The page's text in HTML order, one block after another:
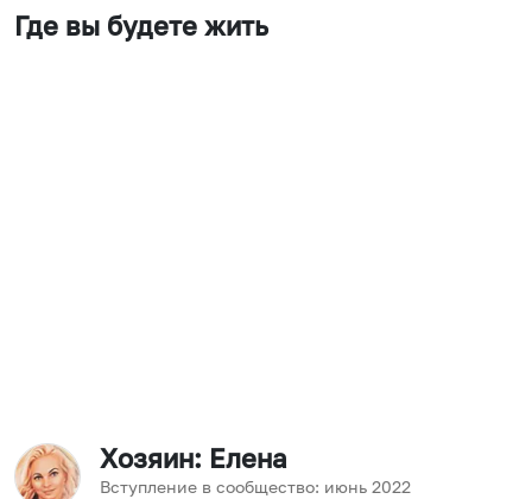
Где вы будете жить
Хозяин: Елена
Вступление в сообщество: июнь 2022